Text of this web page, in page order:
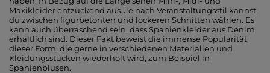
Maxikleider entzückend aus. Je nach Veranstaltungsstil kannst
du zwischen figurbetonten und lockeren Schnitten wählen. Es
kann auch überraschend sein, dass Spanienkleider aus Denim
erhältlich sind. Dieser Fakt beweist die immense Popularität
dieser Form, die gerne in verschiedenen Materialien und
Kleidungsstücken wiederholt wird, zum Beispiel in
Spanienblusen.